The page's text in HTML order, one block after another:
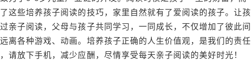
这些培养孩子阅读的技巧，家里自然就有了爱阅读的孩子。让孩
亲子阅读，父母与孩子共同学习，一同成长，不仅增加了彼此间
离各种游戏、动画。培养孩子正确的人生价值观，是我们的责任
放下手机，减少应酬，尽情享受每天亲子阅读的美好时光！